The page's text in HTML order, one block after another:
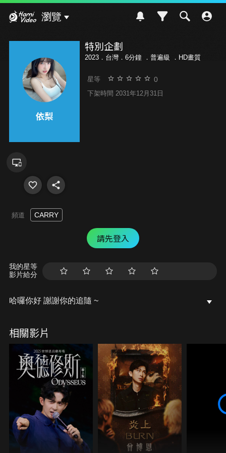
瀏覽
特別企劃
2023．台灣．6分鐘 ． 普遍級 ．HD畫質
星等 0
下架時間 2031年12月31日
頻道 CARRY
請先登入
我的星等
影片給分
哈囉你好 謝謝你的追隨 ~
相關影片